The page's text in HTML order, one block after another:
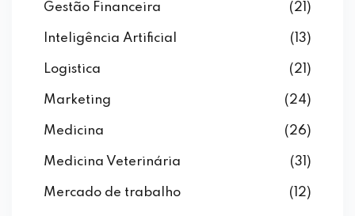
Gestão Financeira (21)
Inteligência Artificial (13)
Logistica (21)
Marketing (24)
Medicina (26)
Medicina Veterinária (31)
Mercado de trabalho (12)